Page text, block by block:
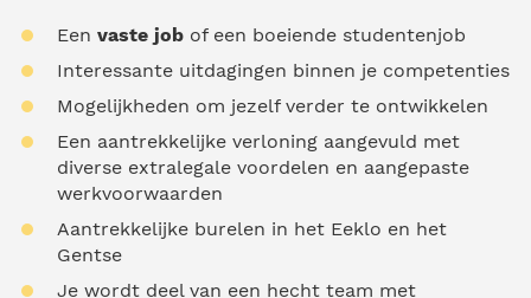
Een vaste job of een boeiende studentenjob
Interessante uitdagingen binnen je competenties
Mogelijkheden om jezelf verder te ontwikkelen
Een aantrekkelijke verloning aangevuld met
diverse extralegale voordelen en aangepaste
werkvoorwaarden
Aantrekkelijke burelen in het Eeklo en het
Gentse
Je wordt deel van een hecht team met